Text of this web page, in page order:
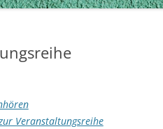
Veranstaltungsreihe